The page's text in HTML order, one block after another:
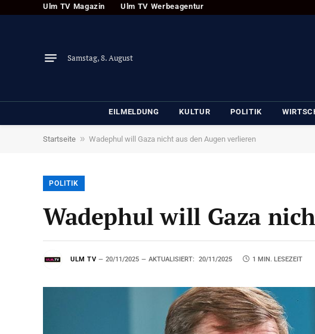
Ulm TV Magazin Ulm TV Werbeagentur
Samstag, 8. August
EILMELDUNG KULTUR POLITIK
Startseite » Wadephul will Gaza nicht aus den Augen verlieren
POLITIK
Wadephul will Gaza
ULM TV 20/11/2025 AKTUALISIERT: 20/11/2025 1 MIN. LESEZEIT